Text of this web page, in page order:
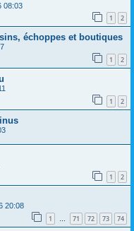
08:03
1 2
échoppes et boutiques
1 2
1 2
1 2
20:08
1 … 71 72 73 74